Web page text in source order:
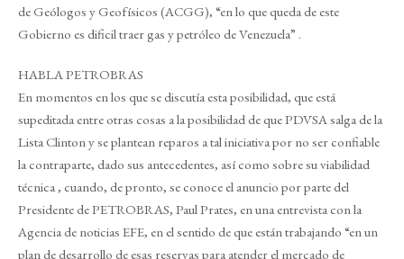
de Geólogos y Geofísicos (ACGG), “en lo que queda de este
Gobierno es dificil traer gas y petróleo de Venezuela” .
HABLA PETROBRAS
En momentos en los que se discutía esta posibilidad, que está
supeditada entre otras cosas a la posibilidad de que PDVSA salga de la
Lista Clinton y se plantean reparos a tal iniciativa por no ser confiable
la contraparte, dado sus antecedentes, así como sobre su viabilidad
técnica , cuando, de pronto, se conoce el anuncio por parte del
Presidente de PETROBRAS, Paul Prates, en una entrevista con la
Agencia de noticias EFE, en el sentido de que están trabajando “en un
plan de desarrollo de esas reservas para atender el mercado de